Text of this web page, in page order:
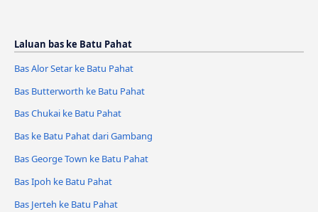
Laluan bas ke Batu Pahat
Bas Alor Setar ke Batu Pahat
Bas Butterworth ke Batu Pahat
Bas Chukai ke Batu Pahat
Bas ke Batu Pahat dari Gambang
Bas George Town ke Batu Pahat
Bas Ipoh ke Batu Pahat
Bas Jerteh ke Batu Pahat